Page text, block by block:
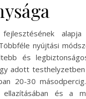
nyújtási
és
adott
20-30
és a